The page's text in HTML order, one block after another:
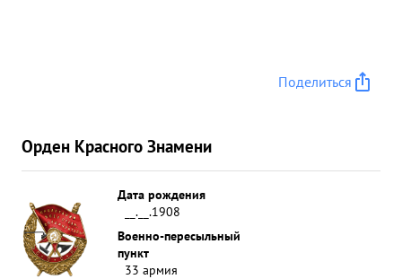
Поделиться
Орден Красного Знамени
Дата рождения
__.__.1908
Военно-пересыльный
пункт
33 армия